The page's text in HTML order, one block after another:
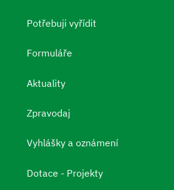
Potřebuji vyřídit
Formuláře
Aktuality
Zpravodaj
Vyhlášky a oznámení
Dotace - Projekty